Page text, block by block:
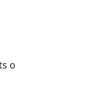
o